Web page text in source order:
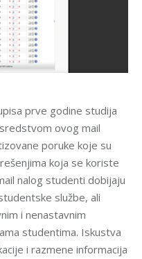
prve godine studija
ovog mail
poruke koje su
koja se koriste
nalog studenti dobijaju
službe, ali
i nenastavnim
studentima. Iskustva
i razmene informacija